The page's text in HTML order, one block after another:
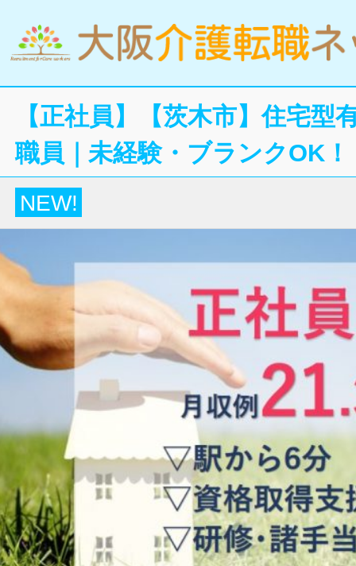
【正社員】【茨木市】住宅型
職員｜未経験・ブランクOK
NEW!